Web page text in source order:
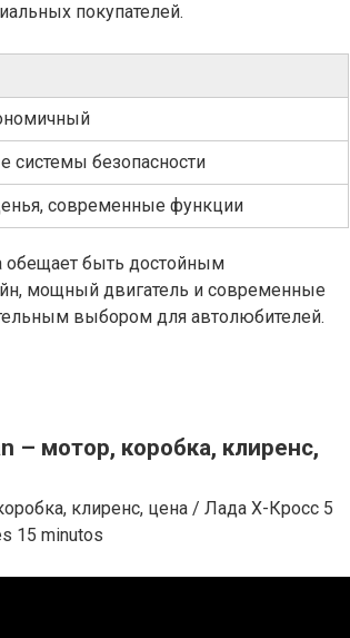
покупателей.
системы безопасности
современные функции
обещает быть достойным
мощный двигатель и современные
выбором для автолюбителей.
– мотор, коробка, клиренс,
клиренс, цена / Лада Х-Кросс 5
15 minutos